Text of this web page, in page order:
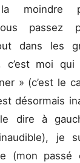
moindre
passez
dans les
c’est moi qui
» (c’est le
désormais
dire à
je
(mon passé